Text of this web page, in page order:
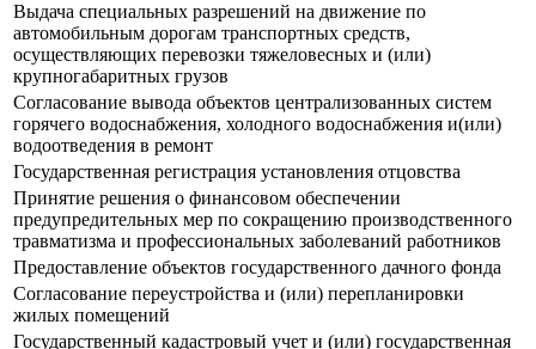
Выдача специальных разрешений на движение по
автомобильным дорогам транспортных средств,
осуществляющих перевозки тяжеловесных и (или)
крупногабаритных грузов
Согласование вывода объектов централизованных систем
горячего водоснабжения, холодного водоснабжения и(или)
водоотведения в ремонт
Государственная регистрация установления отцовства
Принятие решения о финансовом обеспечении
предупредительных мер по сокращению производственного
травматизма и профессиональных заболеваний работников
Предоставление объектов государственного дачного фонда
Согласование переустройства и (или) перепланировки
жилых помещений
Государственный кадастровый учет и (или) государственная